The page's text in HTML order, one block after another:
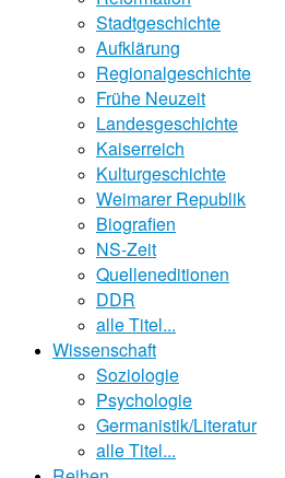
Stadtgeschichte
Aufklärung
Regionalgeschichte
Frühe Neuzeit
Landesgeschichte
Kaiserreich
Kulturgeschichte
Weimarer Republik
Biografien
NS-Zeit
Quelleneditionen
DDR
alle Titel...
Wissenschaft
Soziologie
Psychologie
Germanistik/Literatur
alle Titel...